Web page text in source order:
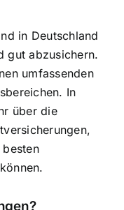
in Deutschland
gut abzusichern.
umfassenden
In
über die